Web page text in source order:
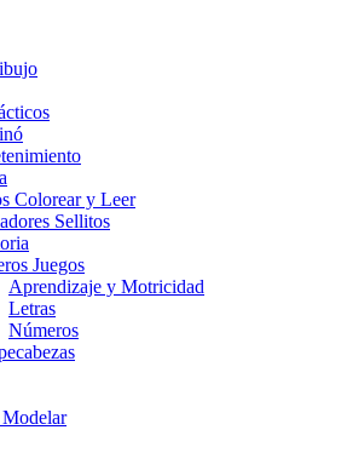
Colorear y Leer
Sellitos
Juegos
Aprendizaje y Motricidad
Letras
Números
Modelar